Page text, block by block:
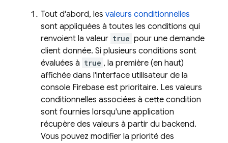
Tout d'abord, les valeurs conditionnelles
sont appliquées à toutes les conditions qui
renvoient la valeur true pour une demande
client donnée. Si plusieurs conditions sont
évaluées à true , la première (en haut)
affichée dans l'interface utilisateur de la
console Firebase est prioritaire. Les valeurs
conditionnelles associées à cette condition
sont fournies lorsqu'une application
récupère des valeurs à partir du backend.
Vous pouvez modifier la priorité des